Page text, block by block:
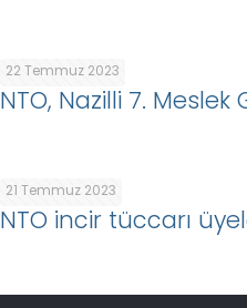
22 Temmuz 2023
NTO, Nazilli 7.
21 Temmuz 2023
NTO incir tüccarı